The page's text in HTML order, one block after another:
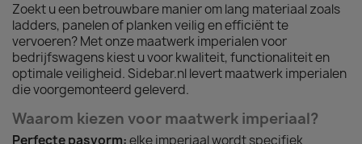
Zoekt u een betrouwbare manier om lang materiaal zoals
ladders, panelen of planken veilig en efficiënt te
vervoeren? Met onze maatwerk imperialen voor
bedrijfswagens kiest u voor kwaliteit, functionaliteit en
optimale veiligheid. Sidebar.nl levert maatwerk imperialen
die voorgemonteerd geleverd.
Waarom kiezen voor maatwerk imperiaal?
Perfecte pasvorm:elke imperiaal wordt specifiek